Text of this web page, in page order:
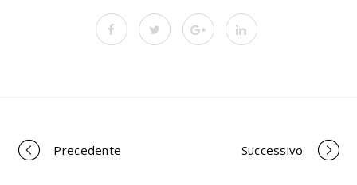
P Precedente Successivo